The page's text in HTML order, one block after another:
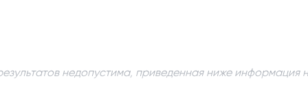
недопустима, приведенная ниже информация